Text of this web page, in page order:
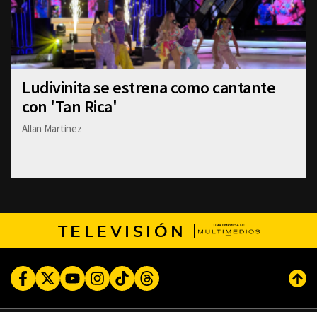
Ludivinita se estrena como cantante
con 'Tan Rica'
Allan Martinez
TELEVISIÓN
FacebookTwitterYoutubeInstagram
TikTokThreads